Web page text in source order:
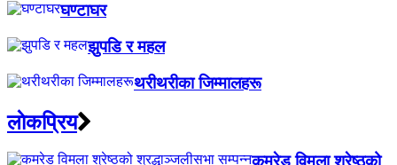
घण्टाघर
झुपडि र महल
थरीथरीका जिम्मालहरू
लाेकप्रिय